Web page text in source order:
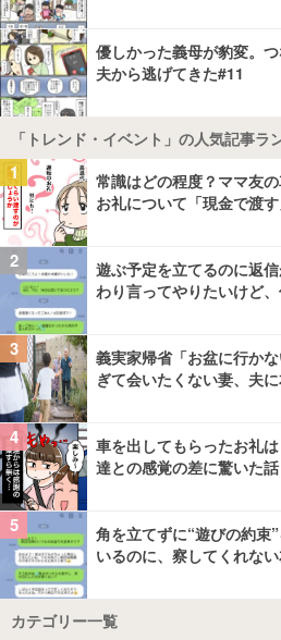
優しかった義母が豹変。
夫から逃げてきた#11
「トレンド・イベント」の人気記事ラ
1
常識はどの程度？ママ友
お礼について「現金で渡
2
遊ぶ予定を立てるのに返
わり言ってやりたいけど
3
義実家帰省「お盆に行か
ぎて会いたくない妻、夫
4
車を出してもらったお礼
達との感覚の差に驚いた話
5
角を立てずに“遊びの約束
いるのに、察してくれな
カテゴリー一覧